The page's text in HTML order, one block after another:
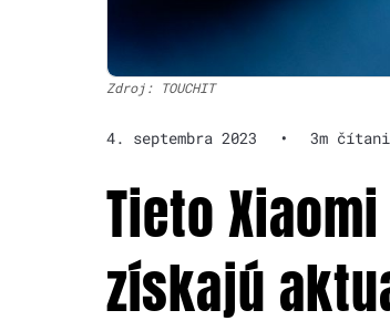
Zdroj: TOUCHIT
4. septembra 2023 • 3m
Tieto
získajú